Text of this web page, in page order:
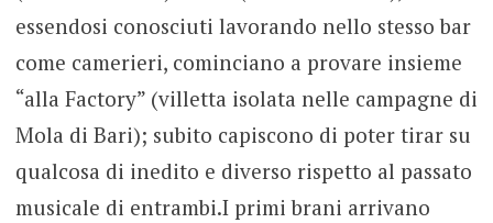
essendosi conosciuti lavorando nello stesso bar
come camerieri, cominciano a provare insieme
“alla Factory” (villetta isolata nelle campagne di
Mola di Bari); subito capiscono di poter tirar su
qualcosa di inedito e diverso rispetto al passato
musicale di entrambi.I primi brani arrivano